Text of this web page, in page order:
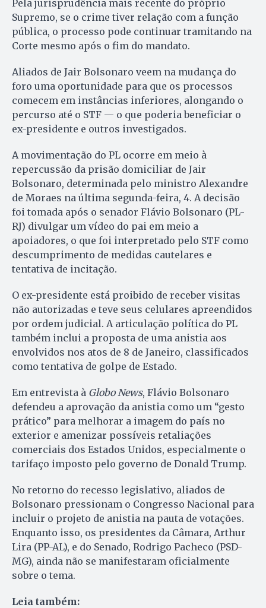
Pela jurisprudência mais recente do próprio
Supremo, se o crime tiver relação com a função
pública, o processo pode continuar tramitando na
Corte mesmo após o fim do mandato.
Aliados de Jair Bolsonaro veem na mudança do
foro uma oportunidade para que os processos
comecem em instâncias inferiores, alongando o
percurso até o STF — o que poderia beneficiar o
ex-presidente e outros investigados.
A movimentação do PL ocorre em meio à
repercussão da prisão domiciliar de Jair
Bolsonaro, determinada pelo ministro Alexandre
de Moraes na última segunda-feira, 4. A decisão
foi tomada após o senador Flávio Bolsonaro (PL-
RJ) divulgar um vídeo do pai em meio a
apoiadores, o que foi interpretado pelo STF como
descumprimento de medidas cautelares e
tentativa de incitação.
O ex-presidente está proibido de receber visitas
não autorizadas e teve seus celulares apreendidos
por ordem judicial. A articulação política do PL
também inclui a proposta de uma anistia aos
envolvidos nos atos de 8 de Janeiro, classificados
como tentativa de golpe de Estado.
Em entrevista à Globo News, Flávio Bolsonaro
defendeu a aprovação da anistia como um “gesto
prático” para melhorar a imagem do país no
exterior e amenizar possíveis retaliações
comerciais dos Estados Unidos, especialmente o
tarifaço imposto pelo governo de Donald Trump.
No retorno do recesso legislativo, aliados de
Bolsonaro pressionam o Congresso Nacional para
incluir o projeto de anistia na pauta de votações.
Enquanto isso, os presidentes da Câmara, Arthur
Lira (PP-AL), e do Senado, Rodrigo Pacheco (PSD-
MG), ainda não se manifestaram oficialmente
sobre o tema.
Leia também: